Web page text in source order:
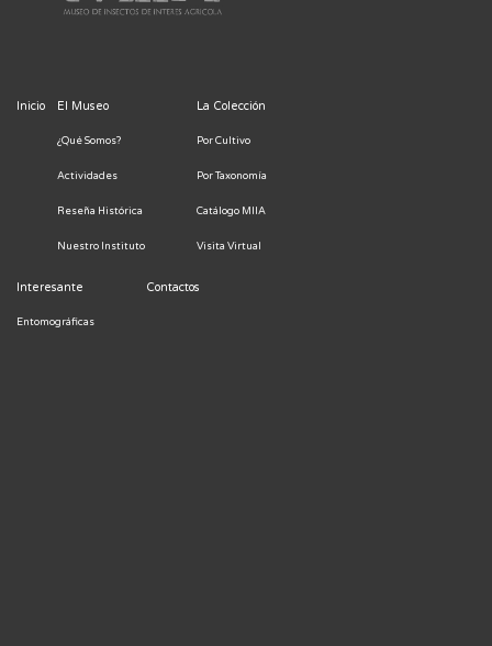
Inicio El Museo
¿Qué Somos?
Actividades
Reseña Histórica
Nuestro Instituto
La Colección
Por Cultivo
Por Taxonomía
Catálogo MIIA
Visita Virtual
Interesante
Entomográficas
Contactos